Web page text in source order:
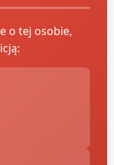
o tej osobie,